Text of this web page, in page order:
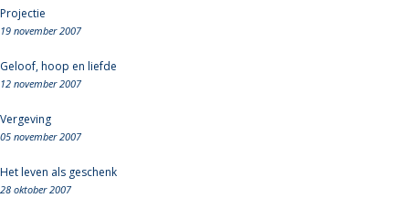
Projectie
19 november 2007
Geloof, hoop en liefde
12 november 2007
Vergeving
05 november 2007
Het leven als geschenk
28 oktober 2007